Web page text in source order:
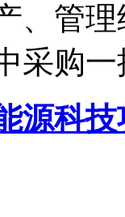
、管
采购
源科技